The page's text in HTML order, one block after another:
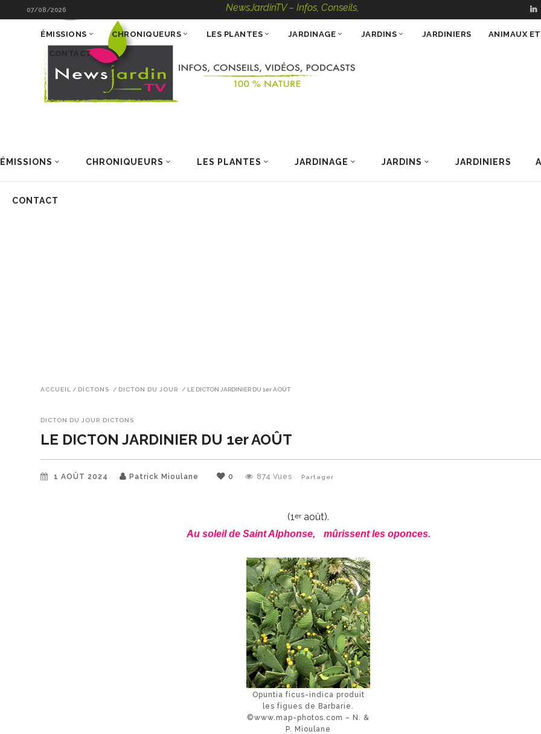
07/08/2026 NewsJardinTV – Infos, Conseils, Vidéos, Podcasts – 100 % Nature
ÉMISSIONS CHRONIQUEURS LES PLANTES JARDINAGE JARDINS JARDINIERS
CONTACT
ÉMISSIONS CHRONIQUEURS LES PLANTES JARDINAGE JARDINS JARDINIERS ANIMAUX
CONTACT
ACCUEIL / DICTONS / DICTON DU JOUR / LE DICTON JARDINIER DU 1er AOÛT
DICTON DU JOUR DICTONS
LE DICTON JARDINIER DU 1er AOÛT
1 AOÛT 2024 Patrick Mioulane 0 874 Vues Partager
(1eraoût).
Au soleil de Saint Alphonse, mûrissent les oponces.
Opuntia ficus-indica produit
les figues de Barbarie.
©www.map-photos.com – N. &
P. Mioulane